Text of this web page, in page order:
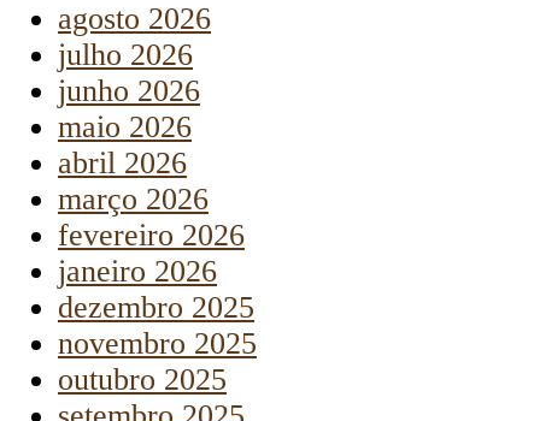
agosto 2026
julho 2026
junho 2026
maio 2026
abril 2026
março 2026
fevereiro 2026
janeiro 2026
dezembro 2025
novembro 2025
outubro 2025